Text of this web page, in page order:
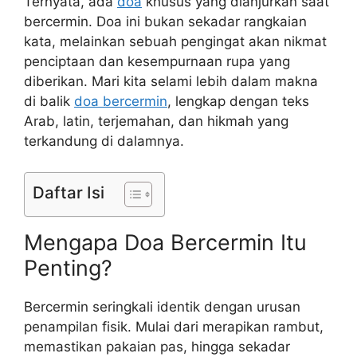
bercermin. Doa ini bukan sekadar rangkaian
kata, melainkan sebuah pengingat akan nikmat
penciptaan dan kesempurnaan rupa yang
diberikan. Mari kita selami lebih dalam makna
di balik doa bercermin, lengkap dengan teks
Arab, latin, terjemahan, dan hikmah yang
terkandung di dalamnya.
Daftar Isi
Mengapa Doa Bercermin Itu
Penting?
Bercermin seringkali identik dengan urusan
penampilan fisik. Mulai dari merapikan rambut,
memastikan pakaian pas, hingga sekadar